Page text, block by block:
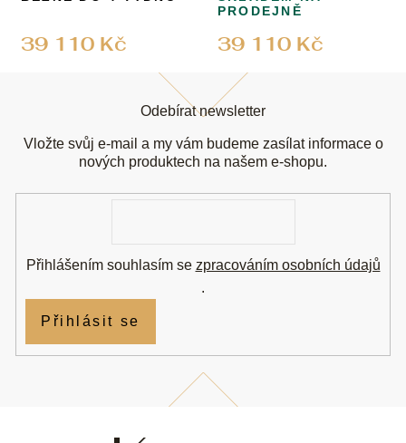
39 110 Kč 39 110 Kč
PRODEJNĚ
Odebírat newsletter
Vložte svůj e-mail a my vám budeme zasílat informace o
nových produktech na našem e-shopu.
Přihlášením souhlasím se zpracováním osobních údajů
.
Přihlásit se